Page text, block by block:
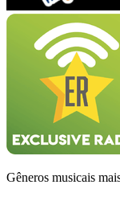
Gêneros musicais